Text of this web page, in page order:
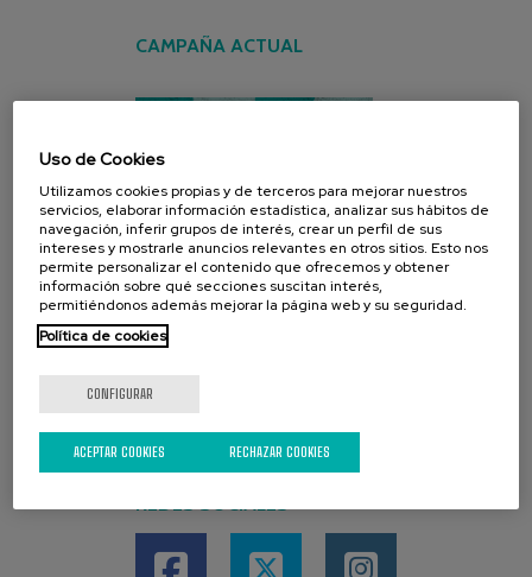
CAMPAÑA ACTUAL
REDES SOCIALES
Uso de Cookies
Utilizamos cookies propias y de terceros para mejorar nuestros
servicios, elaborar información estadística, analizar sus hábitos de
navegación, inferir grupos de interés, crear un perfil de sus
intereses y mostrarle anuncios relevantes en otros sitios. Esto nos
permite personalizar el contenido que ofrecemos y obtener
información sobre qué secciones suscitan interés,
permitiéndonos además mejorar la página web y su seguridad.
Política de cookies
CONFIGURAR
RECHAZAR COOKIES
ACEPTAR COOKIES